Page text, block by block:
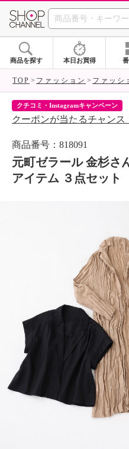
商品を探す 本日お買得
TOP ファッション ファッ
クチコミ・Instagramキャンペーン
クーポンが当たるチャンス
商品番号：818091
元町ゼラール 金杉さ
アイテム ３点セット